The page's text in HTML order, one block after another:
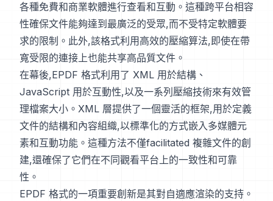
各種免費和商業軟體進行查看和互動。這種跨平台相容
性確保文件能夠達到最廣泛的受眾,而不受特定軟體要
求的限制。此外,該格式利用高效的壓縮算法,即使在帶
寬受限的連接上也能共享高品質文件。
在幕後,EPDF 格式利用了 XML 用於結構、
JavaScript 用於互動性,以及一系列壓縮技術來有效管
理檔案大小。XML 層提供了一個靈活的框架,用於定義
文件的結構和內容組織,以標準化的方式嵌入多媒體元
素和互動功能。這種方法不僅facilitated 複雜文件的創
建,還確保了它們在不同觀看平台上的一致性和可靠
性。
EPDF 格式的一項重要創新是其對自適應渲染的支持。